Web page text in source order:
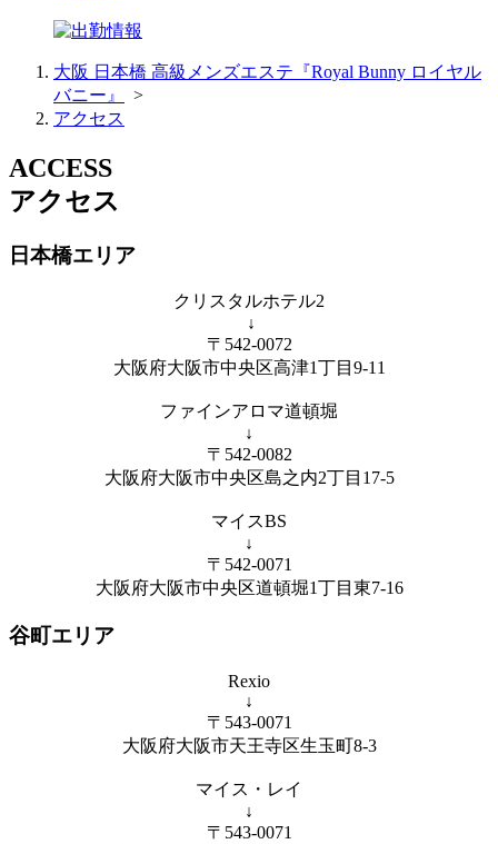
大阪 日本橋 高級メンズエステ『Royal Bunny ロイヤル
バニー』
>
アクセス
ACCESS
アクセス
日本橋エリア
クリスタルホテル2
↓
〒542-0072
大阪府大阪市中央区高津1丁目9-11
ファインアロマ道頓堀
↓
〒542-0082
大阪府大阪市中央区島之内2丁目17-5
マイスBS
↓
〒542-0071
大阪府大阪市中央区道頓堀1丁目東7-16
谷町エリア
Rexio
↓
〒543-0071
大阪府大阪市天王寺区生玉町8-3
マイス・レイ
↓
〒543-0071